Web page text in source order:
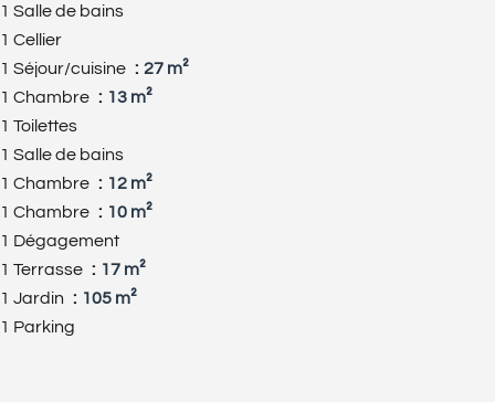
1 Salle de bains
1 Cellier
1 Séjour/cuisine
27 m²
1 Chambre
13 m²
1 Toilettes
1 Salle de bains
1 Chambre
12 m²
1 Chambre
10 m²
1 Dégagement
1 Terrasse
17 m²
1 Jardin
105 m²
1 Parking